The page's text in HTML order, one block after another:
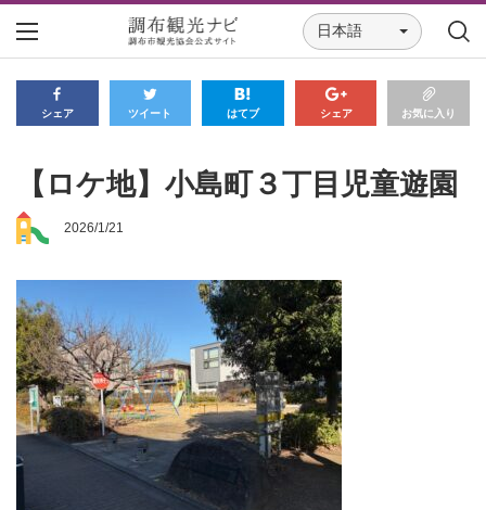
日本語
シェア ツイート はてブ シェア お気に入り
【ロケ地】小島町３丁目児童遊園
2026/1/21